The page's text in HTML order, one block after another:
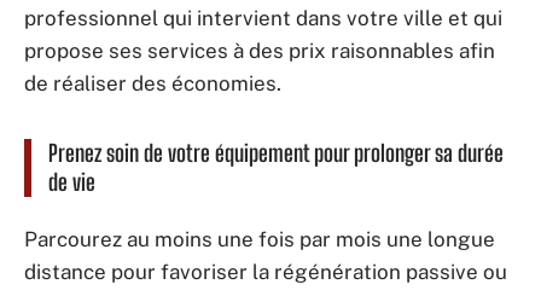
professionnel qui intervient dans votre ville et qui
propose ses services à des prix raisonnables afin
de réaliser des économies.
Prenez soin de votre équipement pour prolonger sa durée
de vie
Parcourez au moins une fois par mois une longue
distance pour favoriser la régénération passive ou